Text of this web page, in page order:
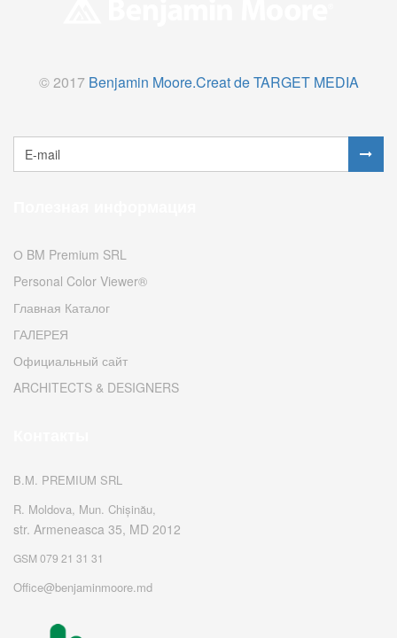
© 2017 Benjamin Moore.Creat de TARGET MEDIA
О BM Premium SRL
Personal Color Viewer®
Главная Каталог
ГАЛЕРЕЯ
Официальный сайт
ARCHITECTS & DESIGNERS
B.M. PREMIUM SRL
R. Moldova, Mun. Chișinău,
str. Armeneasca 35, MD 2012
GSM 079 21 31 31
Office@benjaminmoore.md